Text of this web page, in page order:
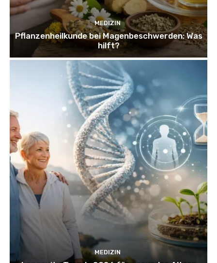
MEDIZIN
Pflanzenheilkunde bei Magenbeschwerden: Was
hilft?
MEDIZIN